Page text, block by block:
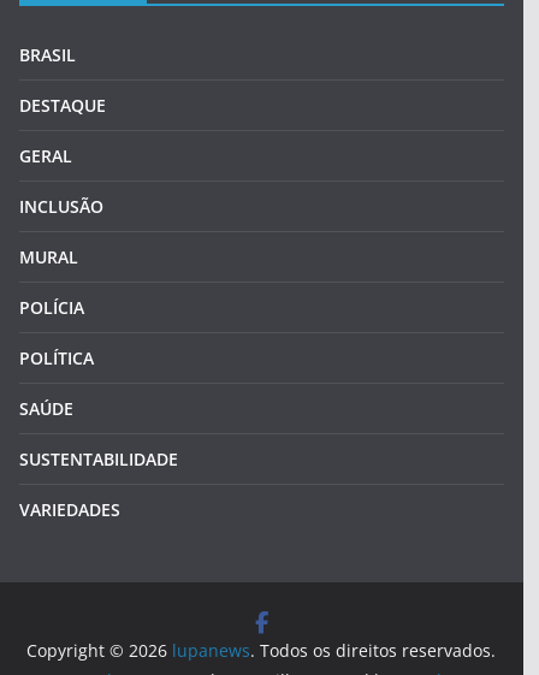
BRASIL
DESTAQUE
GERAL
INCLUSÃO
MURAL
POLÍCIA
POLÍTICA
SAÚDE
SUSTENTABILIDADE
VARIEDADES
Copyright © 2026 lupanews. Todos os direitos reservados.